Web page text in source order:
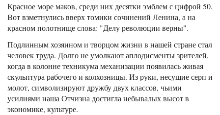
Красное море маков, среди них десятки эмблем с цифрой 50.
Вот взметнулись вверх томики сочинений Ленина, а на
красном полотнище слова: "Делу революции верны".
Подлинным хозяином и творцом жизни в нашей стране стал
человек труда. Долго не умолкают аплодисменты зрителей,
когда в колонне техникума механизации появилась живая
скульптура рабочего и колхозницы. Из руки, несущие серп и
молот, символизируют дружбу двух классов, чьими
усилиями наша Отчизна достигла небывалых высот в
экономике, культуре.